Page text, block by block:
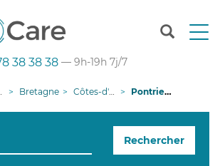
T
n
38 38 38 — 9h-19h 7j/7
Bretagne Côtes-d'armor Pontrieux
Rechercher